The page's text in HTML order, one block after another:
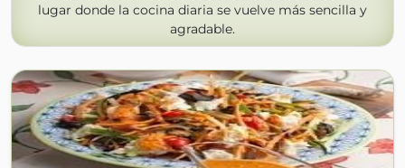
lugar donde la cocina diaria se vuelve más sencilla y
agradable.